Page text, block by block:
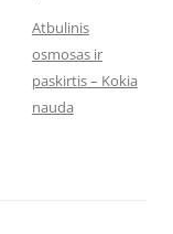
Atbulinis
osmosas ir
paskirtis – Kokia
nauda